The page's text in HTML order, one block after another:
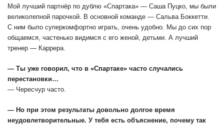
Мой лучший партнёр по дублю «Спартака» ― Саша Пуцко, мы были
великолепной парочкой. В основной команде ― Сальва Боккетти.
С ним было суперкомфортно играть, очень удобно. Мы до сих пор
общаемся, частенько видимся с его женой, детьми. А лучший
тренер ― Каррера.
― Ты уже говорил, что в «Спартаке» часто случались
перестановки…
― Чересчур часто.
― Но при этом результаты довольно долгое время
неудовлетворительные. У тебя есть объяснение, почему так